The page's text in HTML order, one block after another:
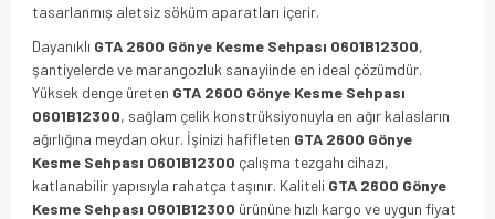
tasarlanmış aletsiz söküm aparatları içerir.
Dayanıklı GTA 2600 Gönye Kesme Sehpası 0601B12300,
şantiyelerde ve marangozluk sanayiinde en ideal çözümdür.
Yüksek denge üreten GTA 2600 Gönye Kesme Sehpası
0601B12300, sağlam çelik konstrüksiyonuyla en ağır kalasların
ağırlığına meydan okur. İşinizi hafifleten GTA 2600 Gönye
Kesme Sehpası 0601B12300 çalışma tezgahı cihazı,
katlanabilir yapısıyla rahatça taşınır. Kaliteli GTA 2600 Gönye
Kesme Sehpası 0601B12300 ürününe hızlı kargo ve uygun fiyat